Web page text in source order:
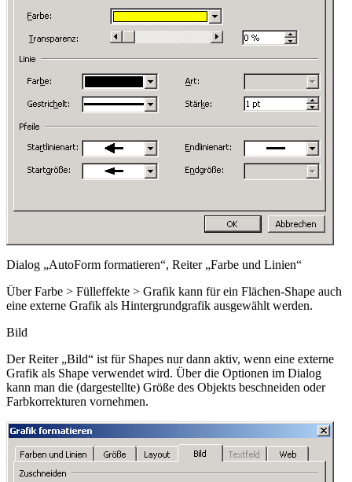
Dialog „AutoForm formatieren“, Reiter „Farbe und Linien“
ÜberFarbe > Fülleffekte > Grafik kann für ein Flächen-Shape auch
eine externe Grafik als Hintergrundgrafik ausgewählt werden.
Bild
Der Reiter „Bild“ ist für Shapes nur dann aktiv, wenn eine externe
Grafik als Shape verwendet wird. Über die Optionen im Dialog
kann man die (dargestellte) Größe des Objekts beschneiden oder
Farbkorrekturen vornehmen.